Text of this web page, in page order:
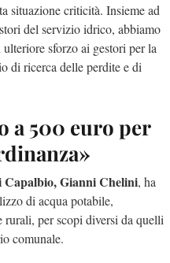
situazione criticità. Insieme ad
del servizio idrico, abbiamo
sforzo ai gestori per la
di ricerca delle perdite e di
a 500 euro per
Capalbio, Gianni Chelini, ha
di acqua potabile,
rurali, per scopi diversi da quelli
comunale.